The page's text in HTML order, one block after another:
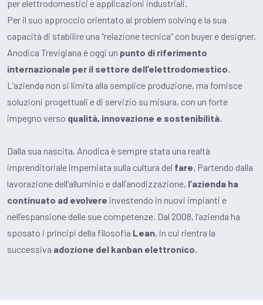
per elettrodomestici e applicazioni industriali.
Per il suo approccio orientato al problem solving e la sua
capacità di stabilire una “relazione tecnica” con buyer e designer,
Anodica Trevigiana è oggi un punto di riferimento
internazionale per il settore dell’elettrodomestico.
L’azienda non si limita alla semplice produzione, ma fornisce
soluzioni progettuali e di servizio su misura, con un forte
impegno verso qualità, innovazione e sostenibilità.
Dalla sua nascita, Anodica è sempre stata una realtà
imprenditoriale imperniata sulla cultura del fare. Partendo dalla
lavorazione dell’alluminio e dall’anodizzazione, l’azienda ha
continuato ad evolvere investendo in nuovi impianti e
nell’espansione delle sue competenze. Dal 2008, l’azienda ha
sposato i principi della filosofia Lean, in cui rientra la
successiva adozione del kanban elettronico.